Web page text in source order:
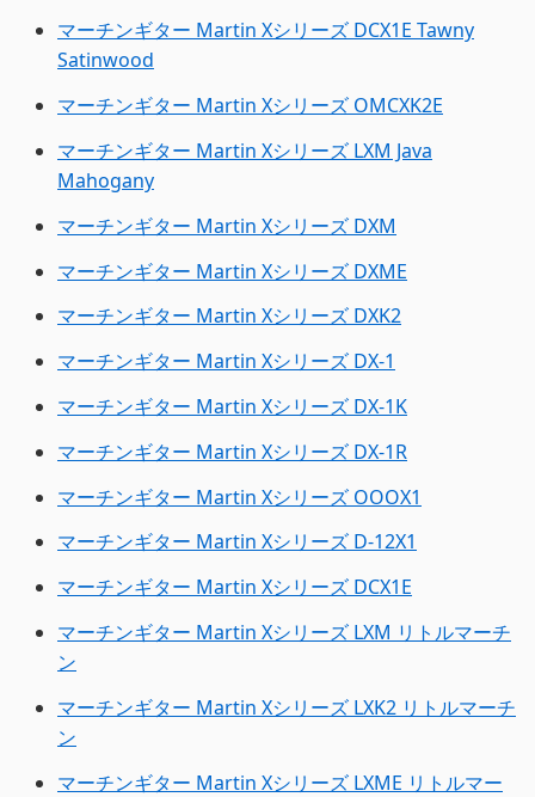
マーチンギター Martin Xシリーズ DCX1E Tawny
Satinwood
マーチンギター Martin Xシリーズ OMCXK2E
マーチンギター Martin Xシリーズ LXM Java
Mahogany
マーチンギター Martin Xシリーズ DXM
マーチンギター Martin Xシリーズ DXME
マーチンギター Martin Xシリーズ DXK2
マーチンギター Martin Xシリーズ DX-1
マーチンギター Martin Xシリーズ DX-1K
マーチンギター Martin Xシリーズ DX-1R
マーチンギター Martin Xシリーズ OOOX1
マーチンギター Martin Xシリーズ D-12X1
マーチンギター Martin Xシリーズ DCX1E
マーチンギター Martin Xシリーズ LXM リトルマーチ
ン
マーチンギター Martin Xシリーズ LXK2 リトルマーチ
ン
マーチンギター Martin Xシリーズ LXME リトルマー